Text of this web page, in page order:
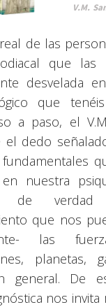
V.M.
de las
que las
desvelada
que
a paso, el
el dedo
fundamentales
en nuestra
de
que nos
las
planetas,
general. De
nos